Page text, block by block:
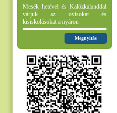
Mesék hetével és Kalózkalanddal
várjuk az ovisokat és
kisiskolásokat a nyáron
Megnyitás